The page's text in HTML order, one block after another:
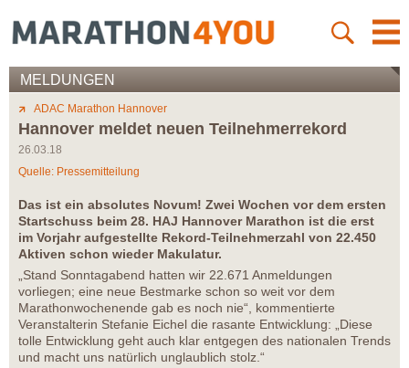
MELDUNGEN
ADAC Marathon Hannover
Hannover meldet neuen Teilnehmerrekord
26.03.18
Quelle: Pressemitteilung
Das ist ein absolutes Novum! Zwei Wochen vor dem ersten
Startschuss beim 28. HAJ Hannover Marathon ist die erst
im Vorjahr aufgestellte Rekord-Teilnehmerzahl von 22.450
Aktiven schon wieder Makulatur.
„Stand Sonntagabend hatten wir 22.671 Anmeldungen
vorliegen; eine neue Bestmarke schon so weit vor dem
Marathonwochenende gab es noch nie“, kommentierte
Veranstalterin Stefanie Eichel die rasante Entwicklung: „Diese
tolle Entwicklung geht auch klar entgegen des nationalen Trends
und macht uns natürlich unglaublich stolz.“